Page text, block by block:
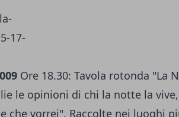
Ore 18.30: Tavola rotonda "La
le opinioni di chi la notte la
che vorrei". Raccolte nei luoghi